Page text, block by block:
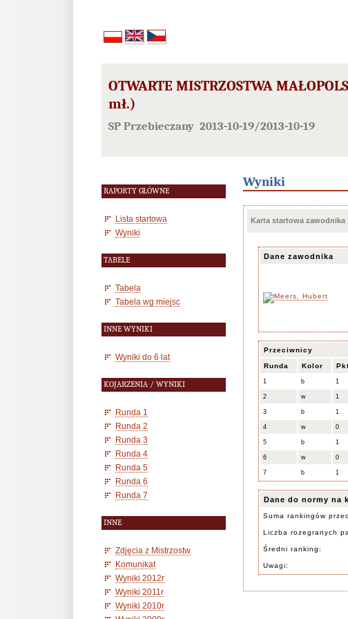
OTWARTE MISTRZOSTWA
mł.)
SP Przebieczany 2013-10-19/2013-10-19
RAPORTY GŁÓWNE
Lista startowa
Wyniki
TABELE
Tabela
Tabela wg miejsc
INNE WYNIKI
Wyniki do 6 lat
KOJARZENIA / WYNIKI
Runda 1
Runda 2
Runda 3
Runda 4
Runda 5
Runda 6
Runda 7
INNE
Zdjęcia z Mistrzostw
Komunikat
Wyniki 2012r
Wyniki 2011r
Wyniki 2010r
Wyniki
Karta startowa zawodnika
Dane zawodnika
Przeciwnicy
Runda Kolor
1 b 1
2 w 1
3 b 1
4 w 0
5 b 1
6 w 0
7 b 1
Dane do normy na
Suma rankingów
Liczba rozegranych
Średni ranking:
Uwagi: